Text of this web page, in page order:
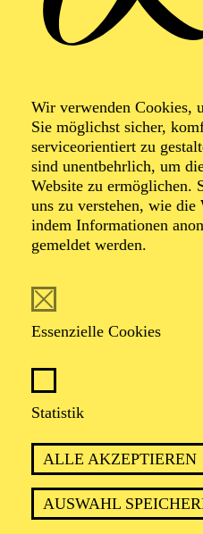
Wir verwenden Cookies,
Sie möglichst sicher,
serviceorientiert zu
sind unentbehrlich, um
Website zu ermöglichen.
uns zu verstehen, wie
indem Informationen
gemeldet werden.
Essenzielle Cookies
Statistik
ALLE AKZEPTIEREN
AUSWAHL
Das
Oper in drei Akten von
Libretto von Hans Müller
Hans
EINE
ZUR
ERICH